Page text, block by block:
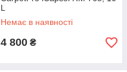
L
Немає в наявності
4 800 ₴